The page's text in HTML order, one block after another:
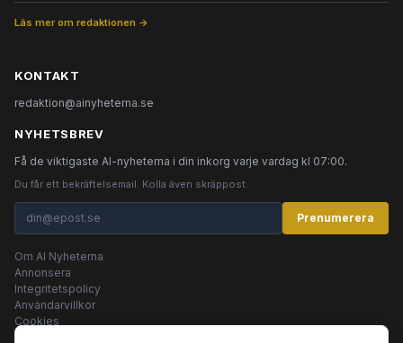
Läs mer om redaktionen →
KONTAKT
redaktion@ainyheterna.se
NYHETSBREV
Få de viktigaste AI-nyheterna i din inkorg varje vardag kl 07:00.
Du får ett bekräftelsemail. Kolla även skräppost.
Prenumerera
Om AI Nyheterna
Annonsera
Integritetspolicy
Användarvillkor
Cookies